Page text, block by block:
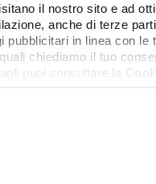
il nostro sito e ad
anche di terze
pubblicitari in linea con le
chiediamo il tuo
puoi consultare la
Alto Rendimento 2019
di quest'ultimo